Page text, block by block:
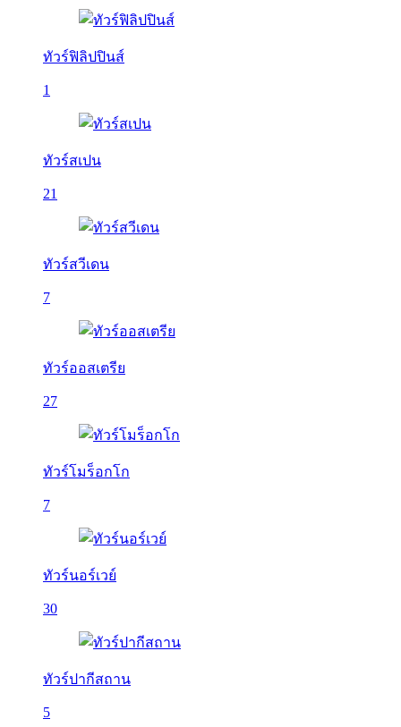
ทัวร์ฟิลิปปินส์
1
ทัวร์สเปน
21
ทัวร์สวีเดน
7
ทัวร์ออสเตรีย
27
ทัวร์โมร็อกโก
7
ทัวร์นอร์เวย์
30
ทัวร์ปากีสถาน
5